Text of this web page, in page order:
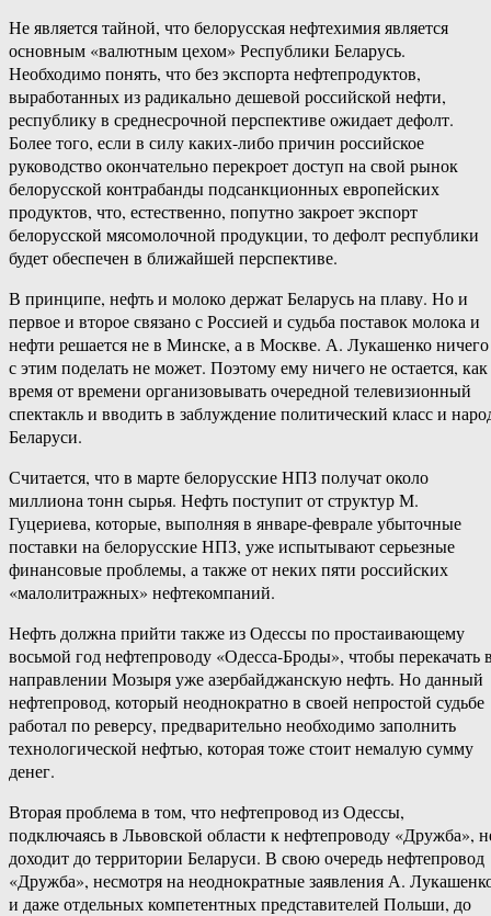
Не является тайной, что белорусская нефтехимия является
основным «валютным цехом» Республики Беларусь.
Необходимо понять, что без экспорта нефтепродуктов,
выработанных из радикально дешевой российской нефти,
республику в среднесрочной перспективе ожидает дефолт.
Более того, если в силу каких-либо причин российское
руководство окончательно перекроет доступ на свой рынок
белорусской контрабанды подсанкционных европейских
продуктов, что, естественно, попутно закроет экспорт
белорусской мясомолочной продукции, то дефолт республики
будет обеспечен в ближайшей перспективе.
В принципе, нефть и молоко держат Беларусь на плаву. Но и
первое и второе связано с Россией и судьба поставок молока и
нефти решается не в Минске, а в Москве. А. Лукашенко ничего
с этим поделать не может. Поэтому ему ничего не остается, как
время от времени организовывать очередной телевизионный
спектакль и вводить в заблуждение политический класс и
Беларуси.
Считается, что в марте белорусские НПЗ получат около
миллиона тонн сырья. Нефть поступит от структур М.
Гуцериева, которые, выполняя в январе-феврале убыточные
поставки на белорусские НПЗ, уже испытывают серьезные
финансовые проблемы, а также от неких пяти российских
«малолитражных» нефтекомпаний.
Нефть должна прийти также из Одессы по простаивающему
восьмой год нефтепроводу «Одесса-Броды», чтобы перекачать
направлении Мозыря уже азербайджанскую нефть. Но данный
нефтепровод, который неоднократно в своей непростой судьбе
работал по реверсу, предварительно необходимо заполнить
технологической нефтью, которая тоже стоит немалую сумму
денег.
Вторая проблема в том, что нефтепровод из Одессы,
подключаясь в Львовской области к нефтепроводу «Дружба»,
доходит до территории Беларуси. В свою очередь нефтепровод
«Дружба», несмотря на неоднократные заявления А.
и даже отдельных компетентных представителей Польши, до